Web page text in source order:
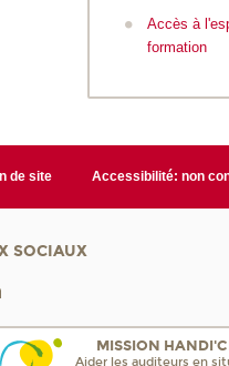
Accès à
formation
de site Accessibilité: non
SOCIAUX
MISSION
Aider les auditeurs en